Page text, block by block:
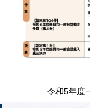
令和5年度